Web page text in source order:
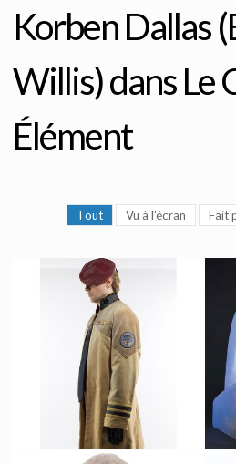
Korben Dallas
Willis) dans Le
Élément
Tout Vu à l'écran Fait